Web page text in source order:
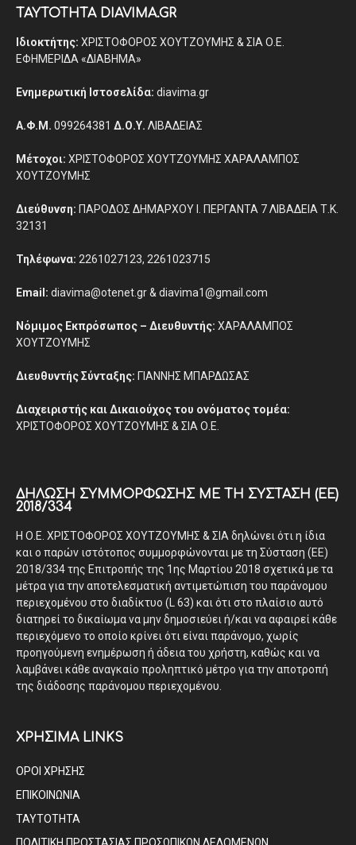
ΤΑΥΤΟΤΗΤΑ DIAVIMA.GR
Ιδιοκτήτης: ΧΡΙΣΤΟΦΟΡΟΣ ΧΟΥΤΖΟΥΜΗΣ & ΣΙΑ Ο.Ε.
ΕΦΗΜΕΡΙΔΑ «ΔΙΑΒΗΜΑ»
Ενημερωτική Ιστοσελίδα: diavima.gr
Α.Φ.Μ. 099264381 Δ.Ο.Υ. ΛΙΒΑΔΕΙΑΣ
Μέτοχοι: ΧΡΙΣΤΟΦΟΡΟΣ ΧΟΥΤΖΟΥΜΗΣ ΧΑΡΑΛΑΜΠΟΣ
ΧΟΥΤΖΟΥΜΗΣ
Διεύθυνση: ΠΑΡΟΔΟΣ ΔΗΜΑΡΧΟΥ Ι. ΠΕΡΓΑΝΤΑ 7 ΛΙΒΑΔΕΙΑ Τ.Κ.
32131
Τηλέφωνα: 2261027123, 2261023715
Email: diavima@otenet.gr & diavima1@gmail.com
Νόμιμος Εκπρόσωπος – Διευθυντής: ΧΑΡΑΛΑΜΠΟΣ
ΧΟΥΤΖΟΥΜΗΣ
Διευθυντής Σύνταξης: ΓΙΑΝΝΗΣ ΜΠΑΡΔΩΣΑΣ
Διαχειριστής και Δικαιούχος του ονόματος τομέα:
ΧΡΙΣΤΟΦΟΡΟΣ ΧΟΥΤΖΟΥΜΗΣ & ΣΙΑ Ο.Ε.
ΔΉΛΩΣΗ ΣΥΜΜΌΡΦΩΣΗΣ ΜΕ ΤΗ ΣΎΣΤΑΣΗ (ΕΕ)
2018/334
Η Ο.Ε. ΧΡΙΣΤΟΦΟΡΟΣ ΧΟΥΤΖΟΥΜΗΣ & ΣΙΑ δηλώνει ότι η ίδια
και ο παρών ιστότοπος συμμορφώνονται με τη Σύσταση (ΕΕ)
2018/334 της Επιτροπής της 1ης Μαρτίου 2018 σχετικά με τα
μέτρα για την αποτελεσματική αντιμετώπιση του παράνομου
περιεχομένου στο διαδίκτυο (L 63) και ότι στο πλαίσιο αυτό
διατηρεί το δικαίωμα να μην δημοσιεύει ή/και να αφαιρεί κάθε
περιεχόμενο το οποίο κρίνει ότι είναι παράνομο, χωρίς
προηγούμενη ενημέρωση ή άδεια του χρήστη, καθώς και να
λαμβάνει κάθε αναγκαίο προληπτικό μέτρο για την αποτροπή
της διάδοσης παράνομου περιεχομένου.
ΧΡΗΣΙΜΑ LINKS
ΟΡΟΙ ΧΡΗΣΗΣ
ΕΠΙΚΟΙΝΩΝΙΑ
ΤΑΥΤΟΤΗΤΑ